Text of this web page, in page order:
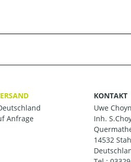
Anfrage
KONTAKT
Uwe
Inh.
14532